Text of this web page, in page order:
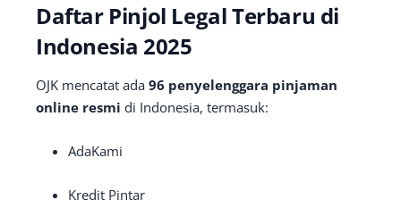
Daftar Pinjol Legal Terbaru di
Indonesia 2025
OJK mencatat ada 96 penyelenggara pinjaman
online resmi di Indonesia, termasuk:
AdaKami
Kredit Pintar